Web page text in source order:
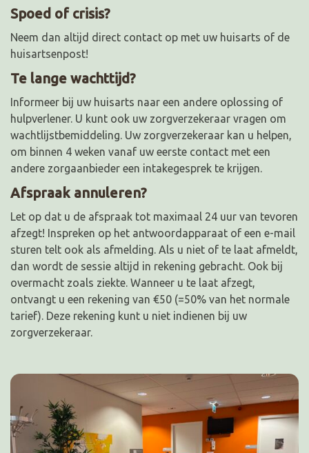
Spoed of crisis?
Neem dan altijd direct contact op met uw huisarts of de
huisartsenpost!
Te lange wachttijd?
Informeer bij uw huisarts naar een andere oplossing of
hulpverlener. U kunt ook uw zorgverzekeraar vragen om
wachtlijstbemiddeling. Uw zorgverzekeraar kan u helpen,
om binnen 4 weken vanaf uw eerste contact met een
andere zorgaanbieder een intakegesprek te krijgen.
Afspraak annuleren?
Let op dat u de afspraak tot maximaal 24 uur van tevoren
afzegt! Inspreken op het antwoordapparaat of een e-mail
sturen telt ook als afmelding. Als u niet of te laat afmeldt,
dan wordt de sessie altijd in rekening gebracht. Ook bij
overmacht zoals ziekte. Wanneer u te laat afzegt,
ontvangt u een rekening van €50 (=50% van het normale
tarief). Deze rekening kunt u niet indienen bij uw
zorgverzekeraar.